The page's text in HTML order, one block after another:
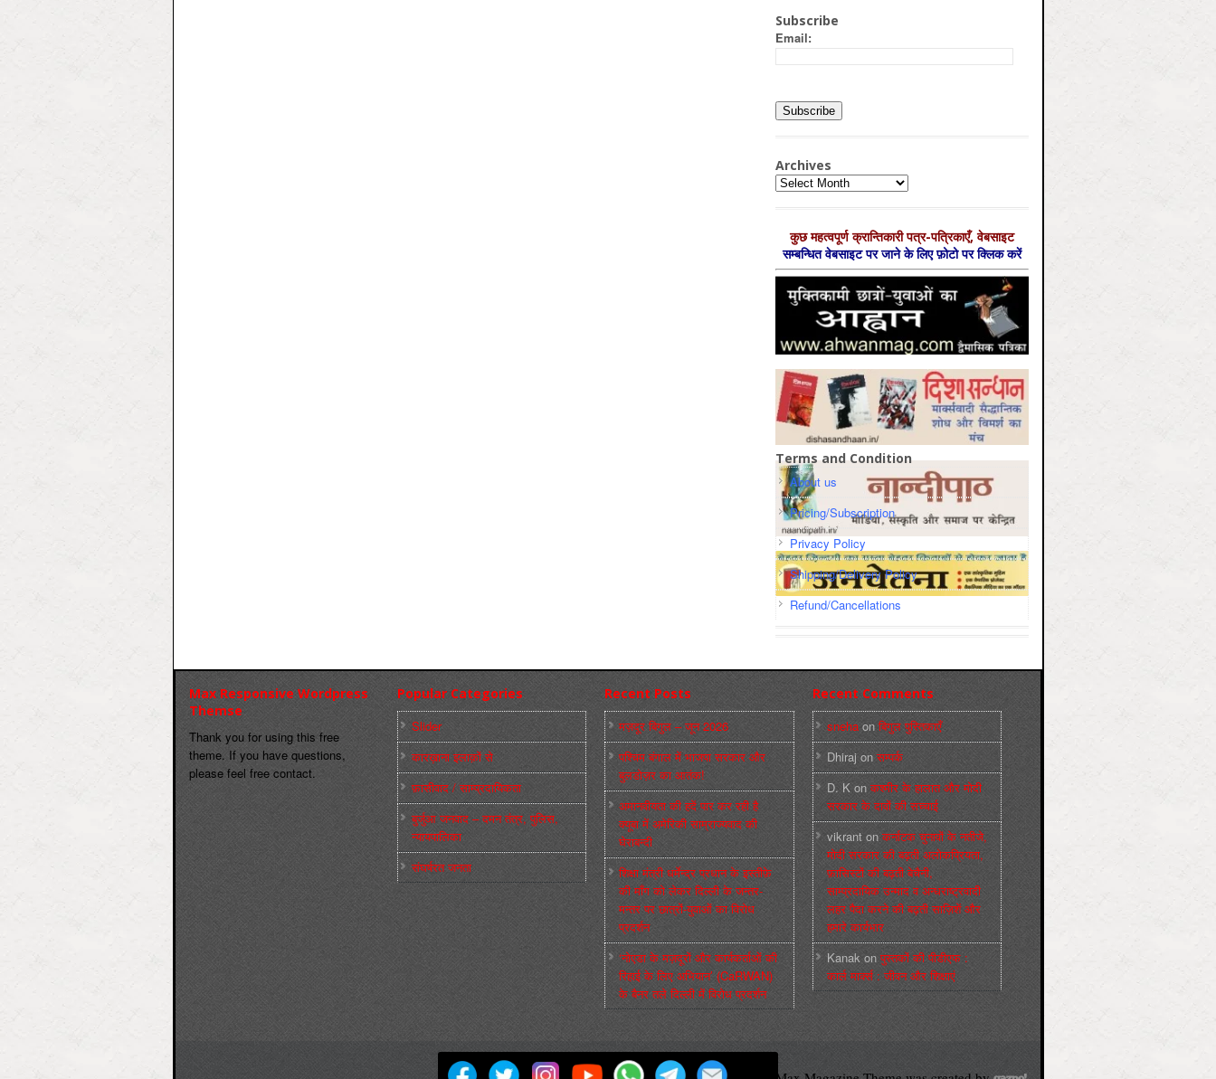
Subscribe
Email:
Archives
Archives
कुछ महत्‍वपूर्ण क्रान्तिकारी पत्र-पत्रिकाएँ, वेबसाइट
सम्‍बन्धित वेबसाइट पर जाने के लिए फ़ोटो पर क्लिक करें
Terms and Condition
About us
Pricing/Subscription
Privacy Policy
Shipping/Delivery Policy
Refund/Cancellations
Max Responsive Wordpress
Themse
Thank you for using this free
theme. If you have questions,
please feel free contact.
Popular Categories
Slider
कारख़ाना इलाक़ों से
फ़ासीवाद / साम्‍प्रदायिकता
बुर्जुआ जनवाद – दमन तंत्र, पुलिस,
न्‍यायपालिका
संघर्षरत जनता
Recent Posts
मज़दूर बिगुल – जून 2026
पश्चिम बंगाल में भाजपा सरकार और
बुलडोज़र का आतंक!
अमानवीयता की हदें पार कर रही है
क्यूबा में अमेरिकी साम्राज्यवाद की
घेराबन्दी
शिक्षा मंत्री धर्मेन्द्र प्रधान के इस्तीफ़े
की माँग को लेकर दिल्ली के जन्तर-
मन्तर पर छात्रों-युवाओं का विरोध
प्रदर्शन
‘नोएडा के मज़दूरों और कार्यकर्ताओं की
रिहाई के लिए अभियान’ (CaRWAN)
के बैनर तले दिल्ली में विरोध प्रदर्शन
Recent Comments
snehaonबिगुल पुस्तिकाएँ
Dhirajon सम्पर्क
D. Konकश्मीर के हालात और मोदी
सरकार के दावों की सच्चाई
vikrantonकर्नाटक चुनावों के नतीजे,
मोदी सरकार की बढ़ती अलोकप्रियता,
फ़ासिस्टों की बढ़ती बेचैनी,
साम्प्रदायिक उन्माद व अन्धराष्ट्रवादी
लहर पैदा करने की बढ़ती साज़िशें और
हमारे कार्यभार
Kanakonपुस्‍तकों की पीडीएफ :
कार्ल मार्क्‍स : जीवन और शिक्षाएं
मज़दूर बिगुल Powered by
WordPress